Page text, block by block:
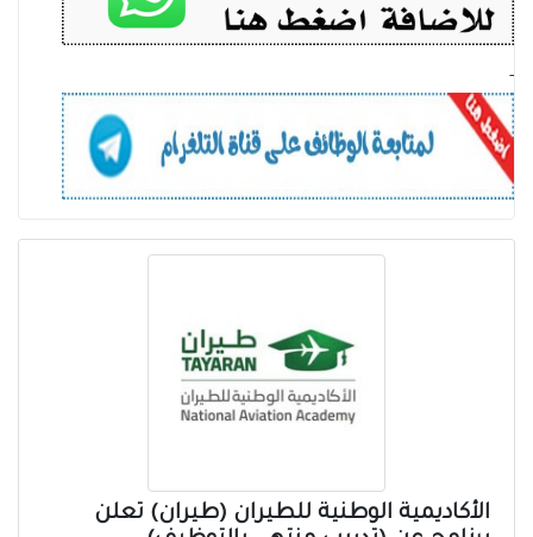
-
الأكاديمية الوطنية للطيران (طيران) تعلن